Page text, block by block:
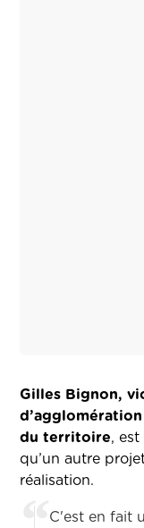
Gilles Bignon,
d’agglomération
du territoire,
qu’un autre
réalisation.
C'est en fait